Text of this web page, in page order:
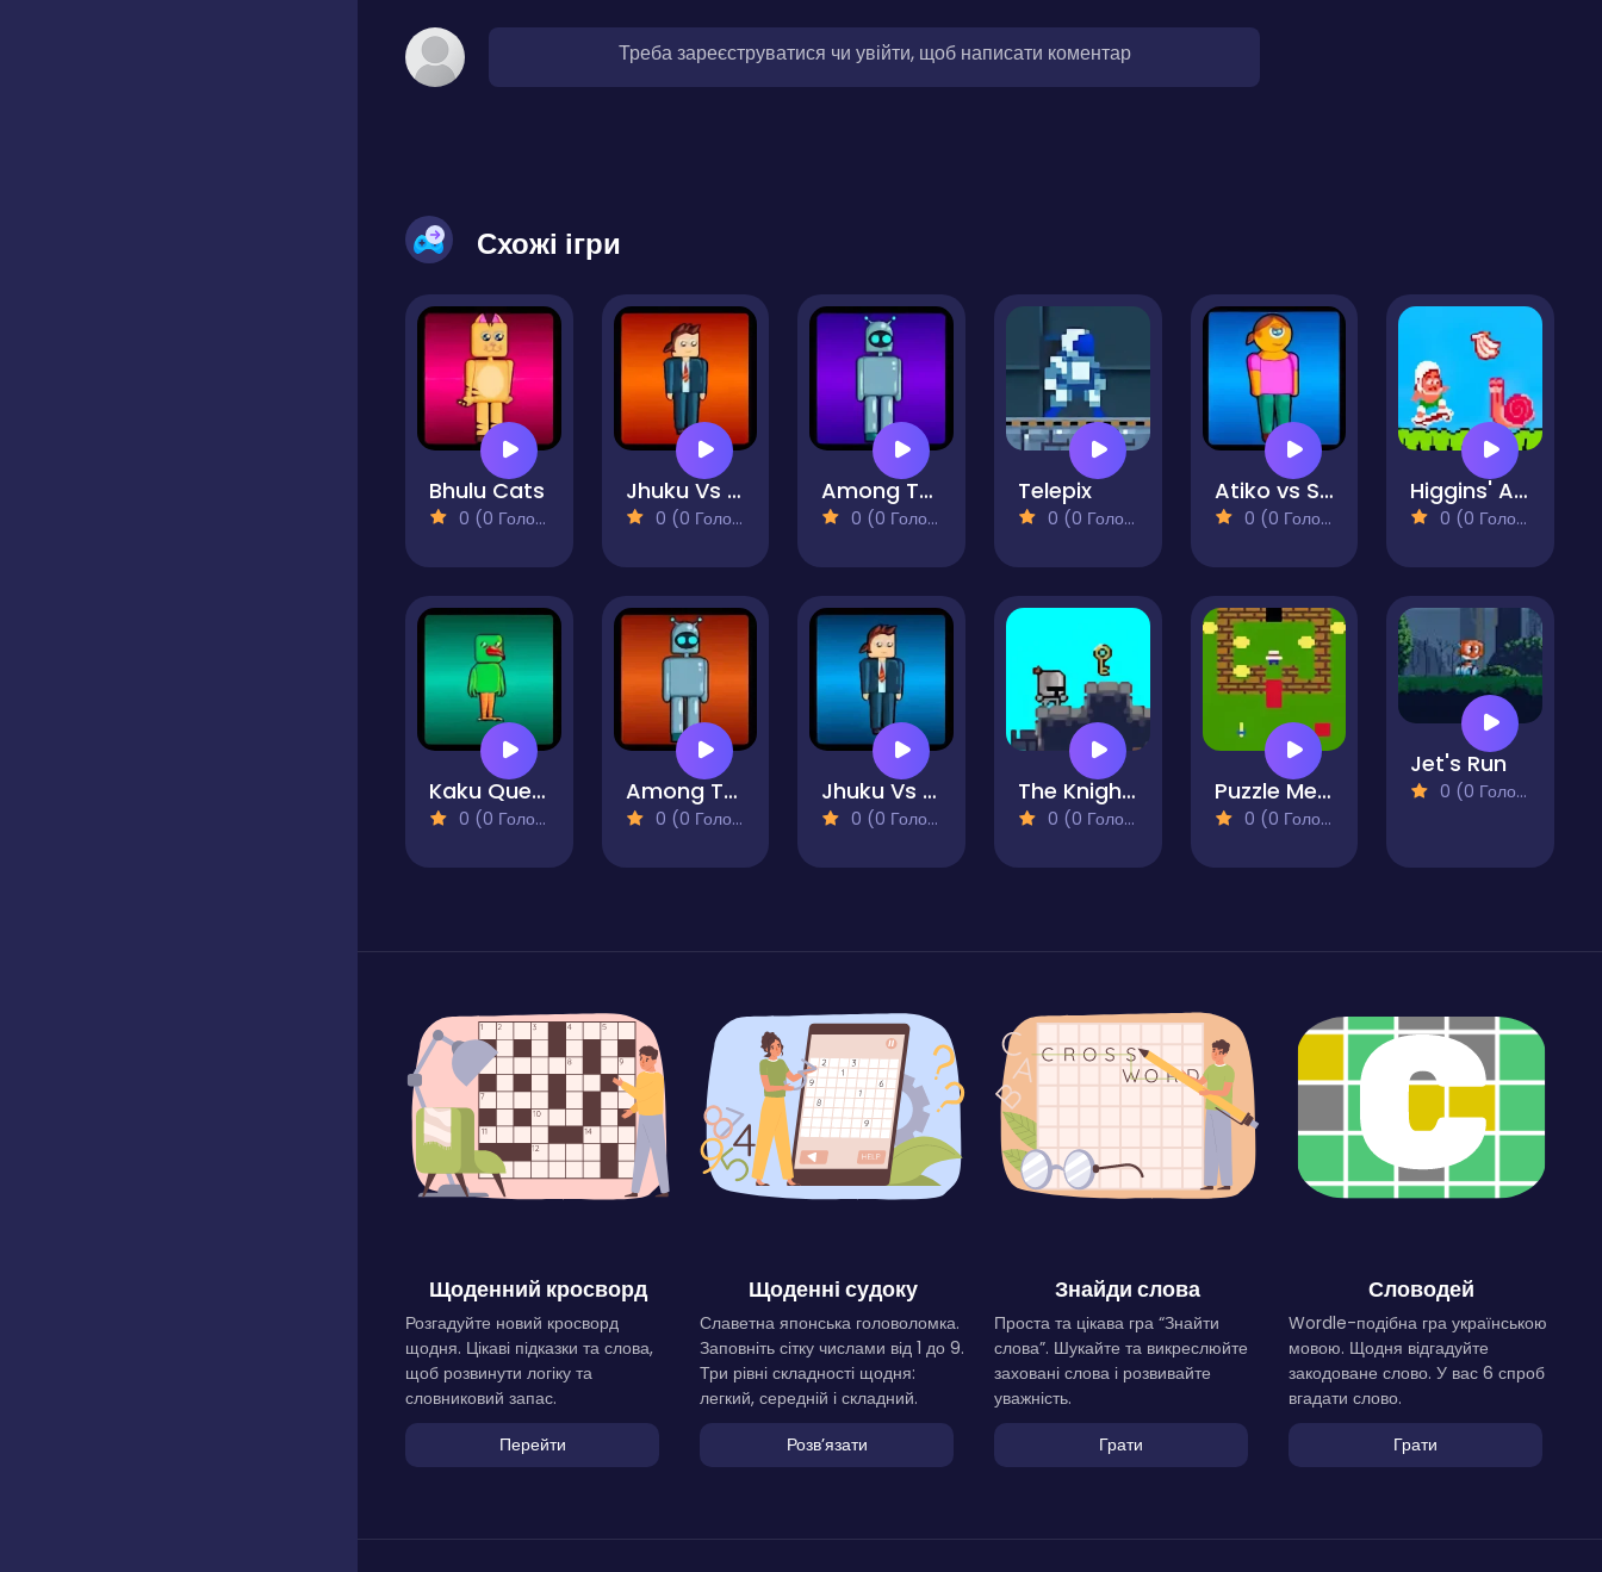
Треба зареєструватися чи увійти, щоб написати коментар
Схожі ігри
Bhulu Cats
0 (0 Голосів)
Jhuku Vs Bro
0 (0 Голосів)
Among Tau Bots
0 (0 Голосів)
Telepix
0 (0 Голосів)
Atiko vs Squid
0 (0 Голосів)
Higgins' Adventure Island
0 (0 Голосів)
Kaku Quest
0 (0 Голосів)
Among Tau Bots 2
0 (0 Голосів)
Jhuku Vs Bro 2
0 (0 Голосів)
The Knight's Tower
0 (0 Голосів)
Puzzle Me Sideways
0 (0 Голосів)
Jet's Run
0 (0 Голосів)
Щоденний кросворд
Розгадуйте новий кросворд
щодня. Цікаві підказки та слова,
щоб розвинути логіку та
словниковий запас.
Перейти
Щоденні судоку
Славетна японська головоломка.
Заповніть сітку числами від 1 до 9.
Три рівні складності щодня:
легкий, середній і складний.
Розвʼязати
Знайди слова
Проста та цікава гра “Знайти
слова”. Шукайте та викреслюйте
заховані слова і розвивайте
уважність.
Грати
Словодей
Wordle-подібна гра українською
мовою. Щодня відгадуйте
закодоване слово. У вас 6 спроб
вгадати слово.
Грати